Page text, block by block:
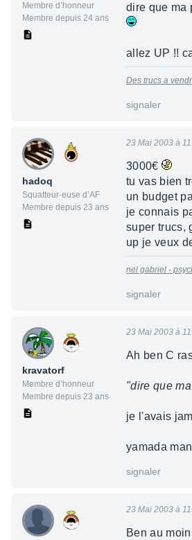
Membre d’honneur
Membre depuis 24 ans
dire que ma
allez UP !!
Des trucs a
signaler
hadoq
Squatteur·euse d’AF
Membre depuis 23 ans
23 Mai 2003 à
3000€
tu vas bien
un budget
je connais
super trucs,
up je veux
nel gabriel -
signaler
kravatorf
Membre d’honneur
Membre depuis 23 ans
23 Mai 2003 à
Ah ben C
"dire que
je l'avais
yamada
signaler
23 Mai 2003 à
Ben au